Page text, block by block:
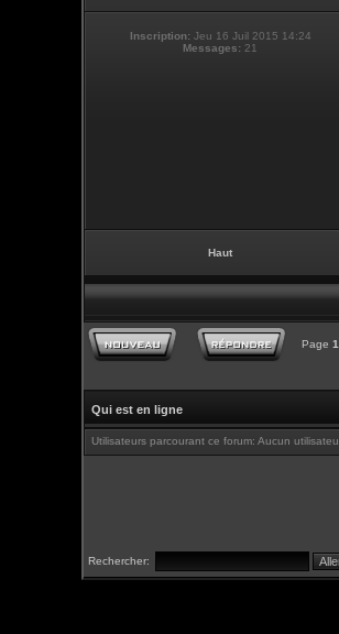
Inscription: Jeu 16 Juil 2015 14:24
Messages: 21
Haut
Page 1
Qui est en ligne
Utilisateurs parcourant ce forum: Aucun
Rechercher: